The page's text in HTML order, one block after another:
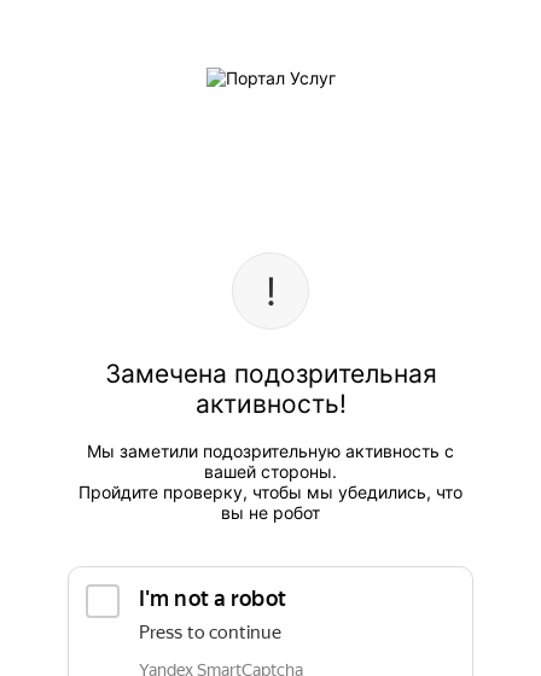
Замечена подозрительная
активность!
Мы заметили подозрительную активность с
вашей стороны.
Пройдите проверку, чтобы мы убедились, что
вы не робот